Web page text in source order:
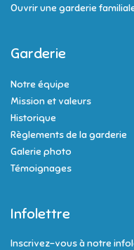
Ouvrir une garderie
Garderie
Notre équipe
Mission et valeurs
Historique
Règlements de la garderie
Galerie photo
Témoignages
Infolettre
Inscrivez-vous à notre